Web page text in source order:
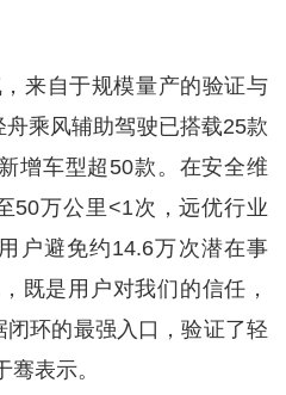
来自于规模量产的验证与
乘风辅助驾驶已搭载25款
增车型超50款。在安全维
50万公里<1次，远优行业
户避免约14.6万次潜在事
既是用户对我们的信任，
环的最强入口，验证了轻
表示。